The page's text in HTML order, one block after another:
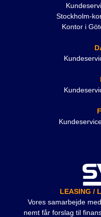
Stockholm-
Kontor i
LEASING /
Vores samarbejde
nemt får forslag til